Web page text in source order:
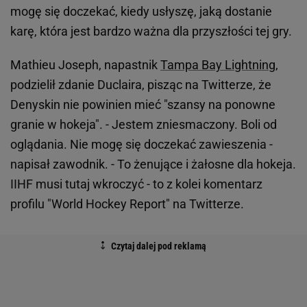
mogę się doczekać, kiedy usłyszę, jaką dostanie
karę, która jest bardzo ważna dla przyszłości tej gry.
Mathieu Joseph, napastnikTampa Bay Lightning,
podzielił zdanie Duclaira, pisząc na Twitterze, że
Denyskin nie powinien mieć "szansy na ponowne
granie w hokeja". - Jestem zniesmaczony. Boli od
oglądania. Nie mogę się doczekać zawieszenia -
napisał zawodnik. - To żenujące i żałosne dla hokeja.
IIHF musi tutaj wkroczyć - to z kolei komentarz
profilu "World Hockey Report" na Twitterze.